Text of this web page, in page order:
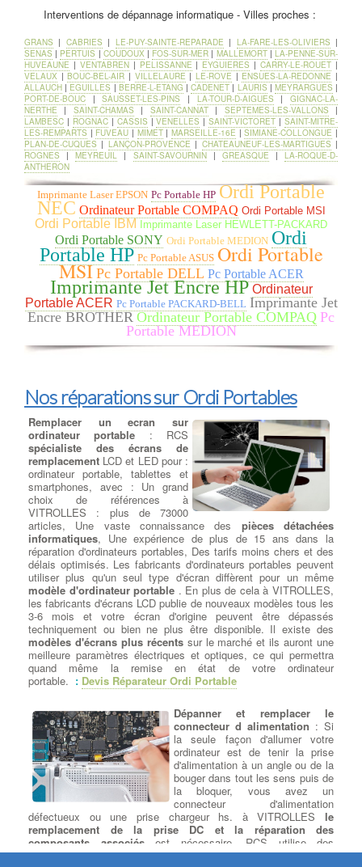
Ajouter ou Remplacer les
barettes mémoires:Ajout
Barrettes Mémoires: Toujours
plus gourmand en ressources, les
logiciels et jeux récents sont de
véritables consommateurs de
mémoire. Pour donner un bon
coup de souffle à votre PC , votre
Mac ou votre PC portable, augmentez la taille de la mémoire
vive de votre ordinateur . à VITROLLES De la mémoire vive 1
Go à 128 Go de 400 MHz à 4333 MHz, les meilleures barrettes
mémoires parmi les plus grandes marques Corsair, Crucial,
G.Skill et Kingston. à VITROLLES Faites votre choix de cartes
mémoires pour ajouter à votre machine (Windows 7, Windows 8,
Windows 10 ou Mac OS) des barrettes RAM DDR DDR2, DDR3
ou DDR4.
Dépanner ou remplacer votre
carte mère: Elément majeur d'un
PC de bureau à VITROLLES, sur
laquelle votreprocesseur, carte
graphique, barrette mémoire
autres composants viennent se
greffer, la carte mère doit répondre
à plusieurs critères selon la
configuration de votre ordinateur à
VITROLLES et les logiciels installés. Nous devonschoisir la
VITROLLES :ASUS, GIGABYTE, MSI. Une bonne carte mère
est celle qui correspond à votre besoin : son format (mini-ITX,
micro-ATX, ou encore ATX), son évolutivité (USB 3.1, USB 3.0,
SATA III, PCI-express 2.0, etc.) ou son prix (de la carte mère
petit prix à la plus haut de gamme).
Ajouter ou Remplacer un
lecteur - Graveur cd dvd:
Rajout ou Réparation lecteurs
DC/DVD: Pour la lecture et la
gravure de tous vos médias
Cdrom ou DVD, nous avons
sélectionné pour vous le meilleur
des lecteurs et graveurs CD/DVD
et Blu-ray. à VITROLLES Que vous recherchiez un lecteur-
graveur Optique interne ou externe, nous remplaçons votre
lecteur HS par un lecteur/Graveur des plus grandes marques :
LG, Samsung, Asus, Lite-On et Pioneer … à VITROLLES CD-
ROM, DVD-ROM et les lecteurs Blu-ray sont disponibles dans
les types de lecteurs réinscriptibles. RW ont toutes les
fonctionnalités de leurs homologues en lecture seule, mais peut
aussi écrire des données sur le disque. Écrire des vitesses sont
généralement plus lent que vitesses de lecture pour maintenir la
Dépanner ou remplacer
l’alimentation:Dépanner ou
remplacer l'alimentation : Test
de charge et d'alimentation sur
votre Pc - Vérification des
connectiques d'alimentation de
l'Ordi sur Bloc Alimentation - à
VITROLLES - Changement du
Bloc Alimentation de l'Ordinateur -
Alimentations ATX standard pour Pc sur Bloc Alimentation - à
VITROLLES -Recherche de Puissances adaptées entre 300
Interventions de dépannage informatique - Villes proches :
GRANS | CABRIES | LE-PUY-SAINTE-REPARADE | LA-FARE-LES-OLIVIERS |
SENAS | PERTUIS | COUDOUX| FOS-SUR-MER | MALLEMORT|LA-PENNE-SUR-
HUVEAUNE | VENTABREN| PELISSANNE | EYGUIERES |CARRY-LE-ROUET |
VELAUX |BOUC-BEL-AIR | VILLELAURE |LE-ROVE | ENSUES-LA-REDONNE |
ALLAUCH | EGUILLES | BERRE-L-ETANG |CADENET | LAURIS | MEYRARGUES |
PORT-DE-BOUC |SAUSSET-LES-PINS | LA-TOUR-D-AIGUES |GIGNAC-LA-
NERTHE | SAINT-CHAMAS | SAINT-CANNAT| SEPTEMES-LES-VALLONS |
LAMBESC | ROGNAC| CASSIS |VENELLES |SAINT-VICTORET |SAINT-MITRE-
LES-REMPARTS | FUVEAU | MIMET|MARSEILLE-16E |SIMIANE-COLLONGUE |
PLAN-DE-CUQUES | LANÇON-PROVENCE | CHATEAUNEUF-LES-MARTIGUES |
ROGNES |MEYREUIL | SAINT-SAVOURNIN| GREASQUE | LA-ROQUE-D-
ANTHERON
Imprimante Laser EPSON Pc Portable HP Ordi Portable
NEC Ordinateur Portable COMPAQ Ordi Portable MSI
Ordi Portable IBM Imprimante Laser HEWLETT-PACKARD
Ordi Portable SONY Ordi Portable MEDION Ordi
Portable HP Pc Portable ASUS Ordi Portable
MSI Pc Portable DELL Pc Portable ACER
Imprimante Jet Encre HP Ordinateur
Portable ACER Pc Portable PACKARD-BELL Imprimante Jet
Encre BROTHER Ordinateur Portable COMPAQ Pc
Portable MEDION
Nos réparations sur Ordi Portables
Remplacer un ecran sur
ordinateur portable : RCS
spécialiste des écrans de
remplacement LCD et LED pour :
ordinateur portable, tablettes et
smartphones, avec : Un grand
choix de références à
VITROLLES : plus de 73000
articles, Une vaste connaissance des pièces détachées
informatiques, Une expérience de plus de 15 ans dans la
réparation d'ordinateurs portables, Des tarifs moins chers et des
délais optimisés. Les fabricants d'ordinateurs portables peuvent
utiliser plus qu'un seul type d'écran diffèrent pour un même
modèle d'ordinateur portable . En plus de cela à VITROLLES,
les fabricants d'écrans LCD publie de nouveaux modèles tous les
3-6 mois et votre écran d'origine peuvent être dépassés
techniquement ou bien ne plus être disponible. Il existe des
modèles d'écrans plus récentssur le marché et ils auront une
meilleure paramètres électriques et optiques, ce qui permettra
quand même la remise en état de votre ordinateur
portable. : Devis Réparateur Ordi Portable
Dépanner et remplacer le
connecteur d alimentation : Si
la seule façon d'allumer votre
ordinateur est de tenir la prise
d'alimentation à un angle ou de la
bouger dans tout les sens puis de
la bloquer, vous avez un
connecteur d'alimentation
défectueux ou une prise chargeur hs. à VITROLLES le
remplacement de la prise DC et la réparation des
composants associésest nécessaire. RCS utilise des
connecteurs DC pour de nombreuses marques d’ordinateurs